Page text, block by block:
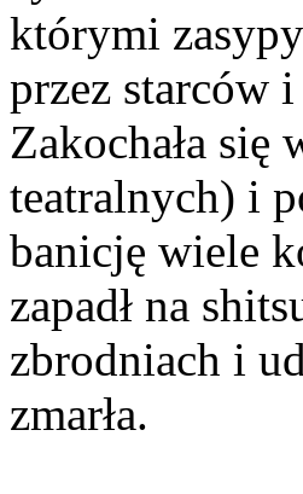
którymi
przez starców
Zakochała
teatralnych) i
banicję wiele
zapadł na
zbrodniach i
zmarła.